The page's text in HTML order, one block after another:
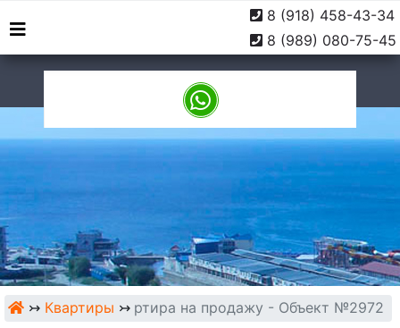
9:00 -
18:00
8 (918) 458-43-34
8 (989) 080-75-45
↣ Квартиры ↣
Квартира на продажу - Объект №2972